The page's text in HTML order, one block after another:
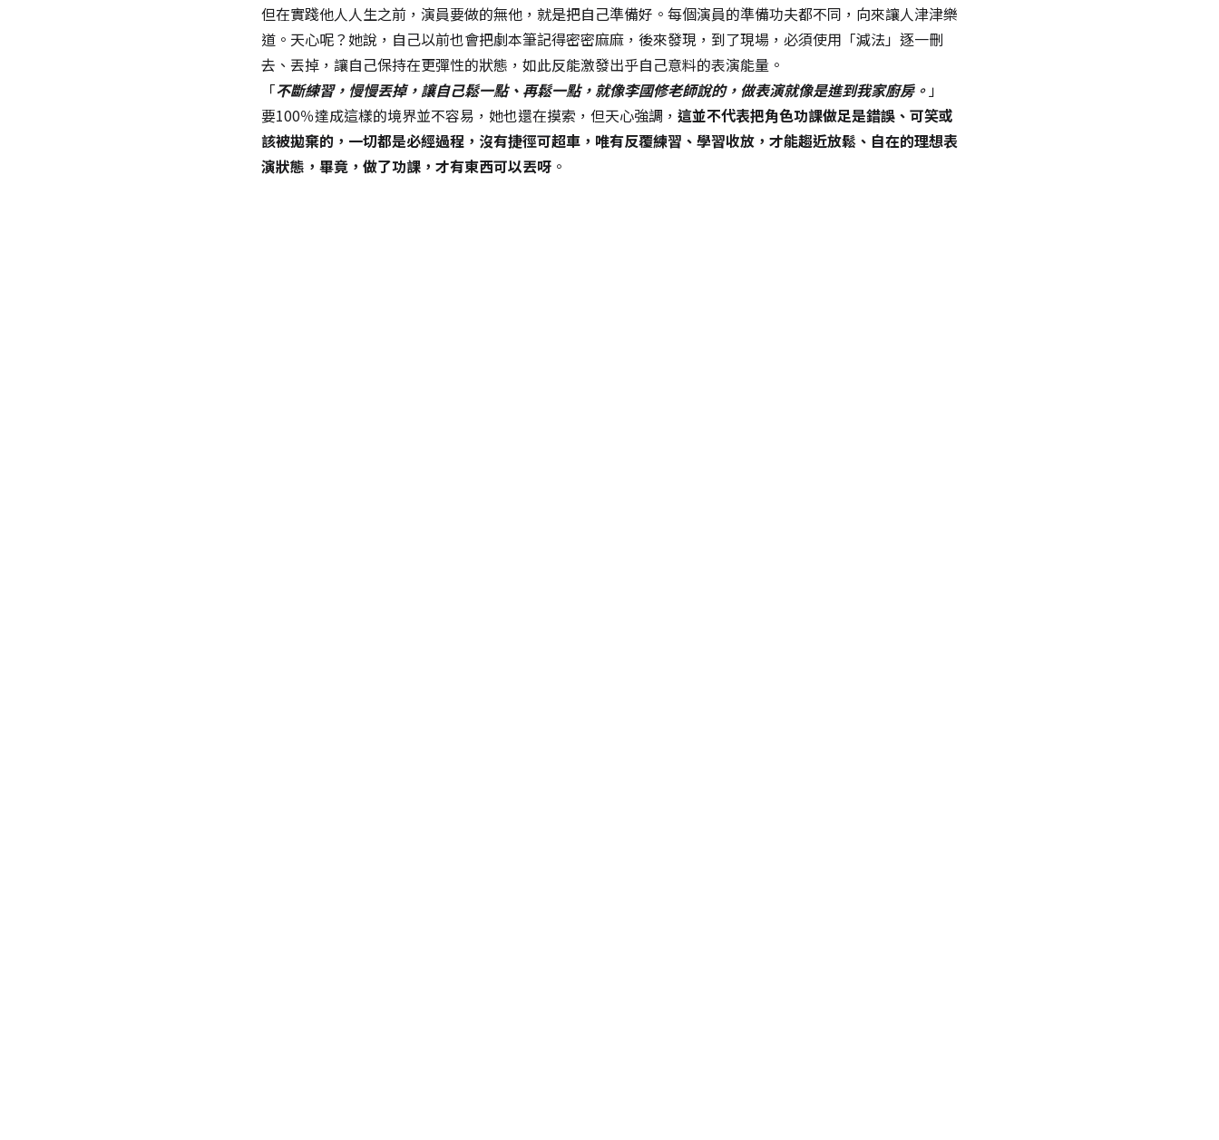
但在實踐他人人生之前，演員要做的無他，就是把自己準備好。每個演員的準備功夫都不同，向來讓人津津樂
道。天心呢？她說，自己以前也會把劇本筆記得密密麻麻，後來發現，到了現場，必須使用「減法」逐一刪
去、丟掉，讓自己保持在更彈性的狀態，如此反能激發出乎自己意料的表演能量。
「不斷練習，慢慢丟掉，讓自己鬆一點、再鬆一點，就像李國修老師說的，做表演就像是進到我家廚房。」
要100％達成這樣的境界並不容易，她也還在摸索，但天心強調， 這並不代表把角色功課做足是錯誤、可笑或
該被拋棄的，一切都是必經過程，沒有捷徑可超車，唯有反覆練習、學習收放，才能趨近放鬆、自在的理想表
演狀態，畢竟，做了功課，才有東西可以丟呀 。